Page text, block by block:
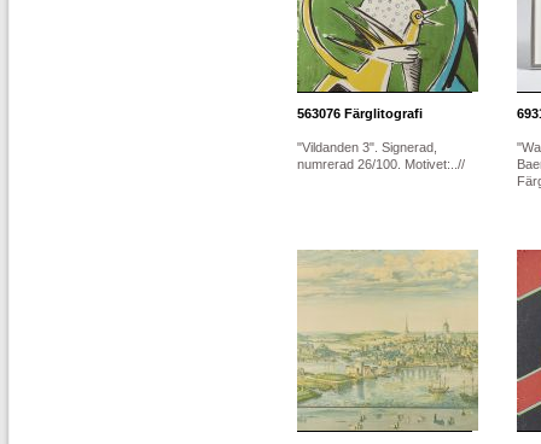
563076 Färglitografi
"Vildanden 3". Signerad,
numrerad 26/100. Motivet:..//